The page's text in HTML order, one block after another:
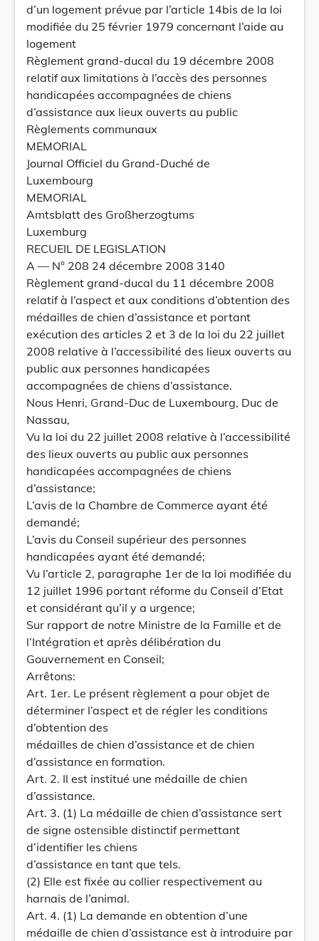
d’un logement prévue par l’article 14bis de la loi
modifiée du 25 février 1979 concernant l’aide au
logement
Règlement grand-ducal du 19 décembre 2008
relatif aux limitations à l’accès des personnes
handicapées accompagnées de chiens
d’assistance aux lieux ouverts au public
Règlements communaux
MEMORIAL
Journal Officiel du Grand-Duché de
Luxembourg
MEMORIAL
Amtsblatt des Großherzogtums
Luxemburg
RECUEIL DE LEGISLATION
A –– N° 208 24 décembre 2008 3140
Règlement grand-ducal du 11 décembre 2008
relatif à l’aspect et aux conditions d’obtention des
médailles de chien d’assistance et portant
exécution des articles 2 et 3 de la loi du 22 juillet
2008 relative à l’accessibilité des lieux ouverts au
public aux personnes handicapées
accompagnées de chiens d’assistance.
Nous Henri, Grand-Duc de Luxembourg, Duc de
Nassau,
Vu la loi du 22 juillet 2008 relative à l’accessibilité
des lieux ouverts au public aux personnes
handicapées accompagnées de chiens
d’assistance;
L’avis de la Chambre de Commerce ayant été
demandé;
L’avis du Conseil supérieur des personnes
handicapées ayant été demandé;
Vu l’article 2, paragraphe 1er de la loi modifiée du
12 juillet 1996 portant réforme du Conseil d’Etat
et considérant qu’il y a urgence;
Sur rapport de notre Ministre de la Famille et de
l’Intégration et après délibération du
Gouvernement en Conseil;
Arrêtons:
Art. 1er. Le présent règlement a pour objet de
déterminer l’aspect et de régler les conditions
d’obtention des
médailles de chien d’assistance et de chien
d’assistance en formation.
Art. 2. Il est institué une médaille de chien
d’assistance.
Art. 3. (1) La médaille de chien d’assistance sert
de signe ostensible distinctif permettant
d’identifier les chiens
d’assistance en tant que tels.
(2) Elle est fixée au collier respectivement au
harnais de l’animal.
Art. 4. (1) La demande en obtention d’une
médaille de chien d’assistance est à introduire par